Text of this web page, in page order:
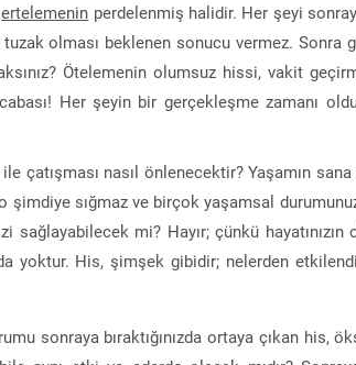
ertelemenin perdelenmiş halidir. Her şeyi
olması beklenen sonucu vermez. Sonra
Ötelemenin olumsuz hissi, vakit
Her şeyin bir gerçekleşme zamanı
nasıl önlenecektir? Yaşamın sana
şimdiye sığmaz ve birçok yaşamsal
sağlayabilecek mi? Hayır; çünkü
yoktur. His, şimşek gibidir; nelerden
sonraya bıraktığınızda ortaya çıkan his,